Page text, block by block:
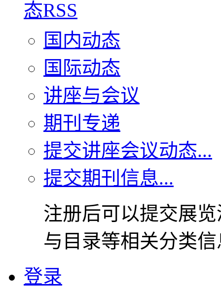
国内动态
国际动态
讲座与会议
期刊专递
提交讲座会议动态...
提交期刊信息...
注册后可以提交展
与目录等相关分类
登录